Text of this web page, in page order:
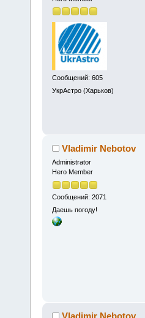
Сообщений: 605
УкрАстро (Харьков)
Vladimir Nebotov
Administrator
Hero Member
Сообщений: 2071
Даешь погоду!
Vladimir Nebotov